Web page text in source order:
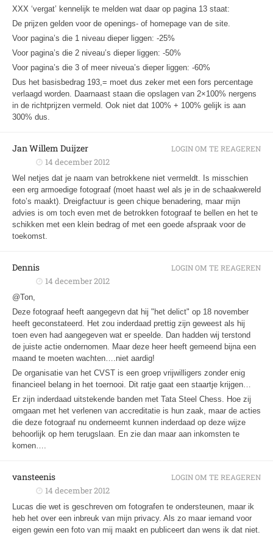
XXX ‘vergat’ kennelijk te melden wat daar op pagina 13 staat:
De prijzen gelden voor de openings- of homepage van de site.
Voor pagina’s die 1 niveau dieper liggen: -25%
Voor pagina’s die 2 niveau’s dieper liggen: -50%
Voor pagina’s die 3 of meer niveua’s dieper liggen: -60%
Dus het basisbedrag 193,= moet dus zeker met een fors percentage
verlaagd worden. Daarnaast staan die opslagen van 2×100% nergens
in de richtprijzen vermeld. Ook niet dat 100% + 100% gelijk is aan
300% dus.
Jan Willem Duijzer
14 december 2012
Wel netjes dat je naam van betrokkene niet vermeldt. Is misschien
een erg armoedige fotograaf (moet haast wel als je in de schaakwereld
foto’s maakt). Dreigfactuur is geen chique benadering, maar mijn
advies is om toch even met de betrokken fotograaf te bellen en het te
schikken met een klein bedrag of met een goede afspraak voor de
toekomst.
LOGIN OM TE REAGEREN
Dennis
14 december 2012
@Ton,
Deze fotograaf heeft aangegevn dat hij "het delict" op 18 november
heeft geconstateerd. Het zou inderdaad prettig zijn geweest als hij
toen even had aangegeven wat er speelde. Dan hadden wij terstond
de juiste actie ondernomen. Maar deze heer heeft gemeend bijna een
maand te moeten wachten….niet aardig!
De organisatie van het CVST is een groep vrijwilligers zonder enig
financieel belang in het toernooi. Dit ratje gaat een staartje krijgen…
Er zijn inderdaad uitstekende banden met Tata Steel Chess. Hoe zij
omgaan met het verlenen van accreditatie is hun zaak, maar de acties
die deze fotograaf nu onderneemt kunnen inderdaad op deze wijze
behoorlijk op hem terugslaan. En zie dan maar aan inkomsten te
komen….
LOGIN OM TE REAGEREN
vansteenis
14 december 2012
Lucas die wet is geschreven om fotografen te ondersteunen, maar ik
heb het over een inbreuk van mijn privacy. Als zo maar iemand voor
eigen gewin een foto van mij maakt en publiceert dan wens ik dat niet.
LOGIN OM TE REAGEREN